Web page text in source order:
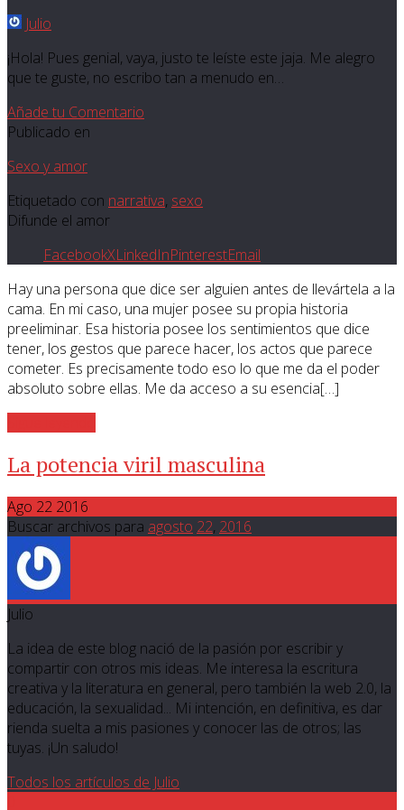
Julio
¡Hola! Pues genial, vaya, justo te leíste este jaja. Me alegro
que te guste, no escribo tan a menudo en…
Añade tu Comentario
Publicado en
Sexo y amor
Etiquetado con narrativa, sexo
Difunde el amor
FacebookXLinkedInPinterestEmail
Hay una persona que dice ser alguien antes de llevártela a la
cama. En mi caso, una mujer posee su propia historia
preeliminar. Esa historia posee los sentimientos que dice
tener, los gestos que parece hacer, los actos que parece
cometer. Es precisamente todo eso lo que me da el poder
absoluto sobre ellas. Me da acceso a su esencia[…]
La potencia viril masculina
Ago 22 2016
Buscar archivos para agosto 22, 2016
Julio
La idea de este blog nació de la pasión por escribir y
compartir con otros mis ideas. Me interesa la escritura
creativa y la literatura en general, pero también la web 2.0, la
educación, la sexualidad... Mi intención, en definitiva, es dar
rienda suelta a mis pasiones y conocer las de otros; las
tuyas. ¡Un saludo!
Todos los artículos de Julio